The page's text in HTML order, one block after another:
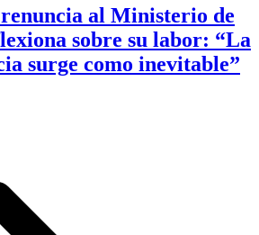
al Ministerio de
sobre su labor: “La
surge como inevitable”